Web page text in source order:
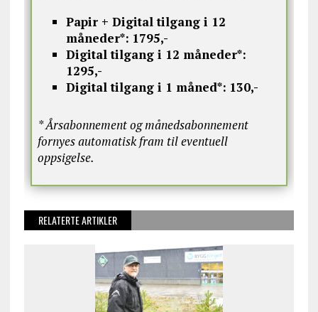
Papir + Digital tilgang i 12
måneder*: 1795,-
Digital tilgang i 12 måneder*:
1295,-
Digital tilgang i 1 måned*: 130,-
* Årsabonnement og månedsabonnement
fornyes automatisk fram til eventuell
oppsigelse.
RELATERTE ARTIKLER